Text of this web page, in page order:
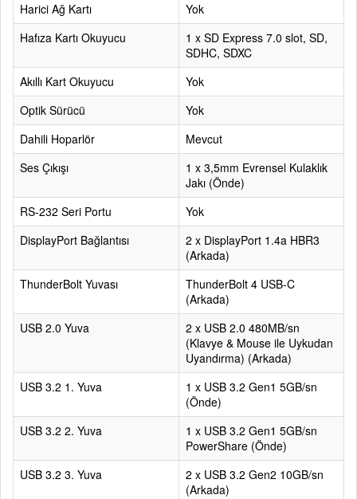
Harici Ağ Kartı
Yok
Hafıza Kartı Okuyucu
1 x SD Express 7.0 slot, SD,
SDHC, SDXC
Akıllı Kart Okuyucu
Yok
Optik Sürücü
Yok
Dahili Hoparlör
Mevcut
Ses Çıkışı
1 x 3,5mm Evrensel Kulaklık
Jakı (Önde)
RS-232 Seri Portu
Yok
DisplayPort Bağlantısı
2 x DisplayPort 1.4a HBR3
(Arkada)
ThunderBolt Yuvası
ThunderBolt 4 USB-C
(Arkada)
USB 2.0 Yuva
2 x USB 2.0 480MB/sn
(Klavye & Mouse ile Uykudan
Uyandırma) (Arkada)
USB 3.2 1. Yuva
1 x USB 3.2 Gen1 5GB/sn
(Önde)
USB 3.2 2. Yuva
1 x USB 3.2 Gen1 5GB/sn
PowerShare (Önde)
USB 3.2 3. Yuva
2 x USB 3.2 Gen2 10GB/sn
(Arkada)